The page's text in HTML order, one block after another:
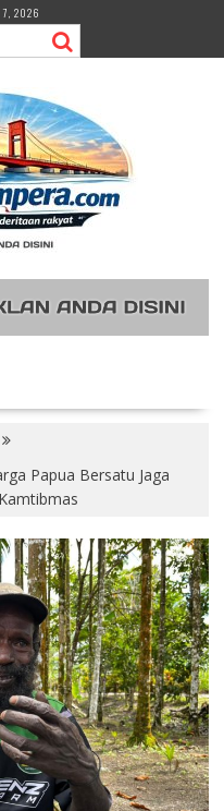
7, 2026
Papua Bersatu Jaga